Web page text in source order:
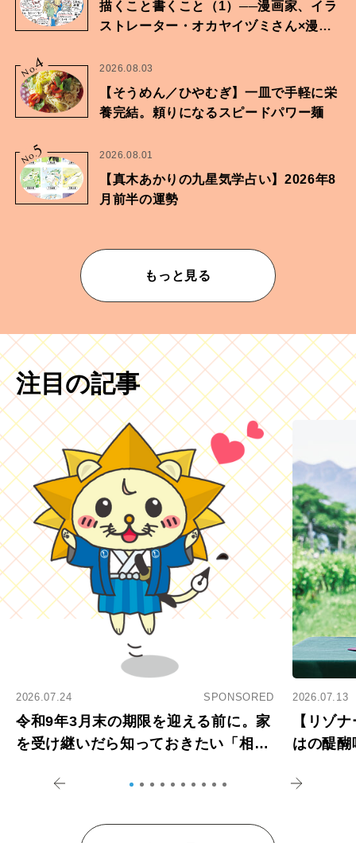
描くこと書くこと（1）──漫画家、イラ
ストレーター・オカヤイヅミさん×漫画
No.
4 2026.08.03
【そうめん／ひやむぎ】一皿で手軽に栄
養完結。頼りになるスピードパワー麺
No.
5 2026.08.01
【真木あかりの九星気学占い】2026年8
月前半の運勢
もっと見る
注目の記事
2026.07.24 SPONSORED
令和9年3月末の期限を迎える前に。家
を受け継いだら知っておきたい「相続
2026.07.13
【リゾ
はの醍